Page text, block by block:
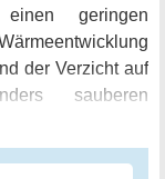
geringen
der Verzicht auf
sauberen
von 4,30kWh/kg
effektiv und